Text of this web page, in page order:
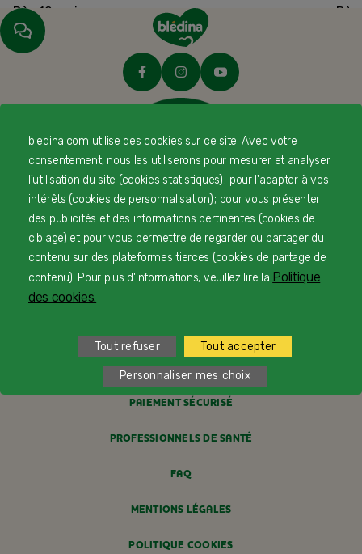
Dès 12 mois
© Copyright Blédina 2025. Tous droits réservés
LIVRAISON
PAIEMENT SÉCURISÉ
PROFESSIONNELS DE SANTÉ
FAQ
MENTIONS LÉGALES
POLITIQUE COOKIES
bledina.com utilise des cookies sur ce site. Avec votre
consentement, nous les utiliserons pour mesurer et analyser
l'utilisation du site (cookies statistiques) ; pour l'adapter à vos
intérêts (cookies de personnalisation) ; pour vous présenter
des publicités et des informations pertinentes (cookies de
ciblage) et pour vous permettre de regarder ou partager du
contenu sur des plateformes tierces (cookies de partage de
contenu). Pour plus d'informations, veuillez lire la Politique
des cookies.
Tout refuser Tout accepter
Personnaliser mes choix